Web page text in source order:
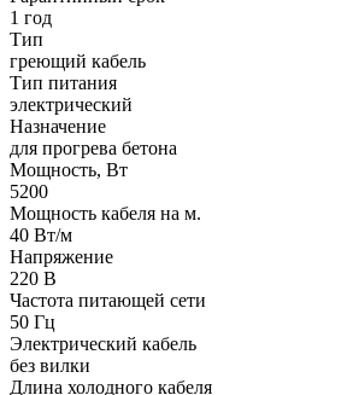
1 год
Тип
греющий кабель
Тип питания
электрический
Назначение
для прогрева бетона
Мощность, Вт
5200
Мощность кабеля на м.
40 Вт/м
Напряжение
220 В
Частота питающей сети
50 Гц
Электрический кабель
без вилки
Длина холодного кабеля